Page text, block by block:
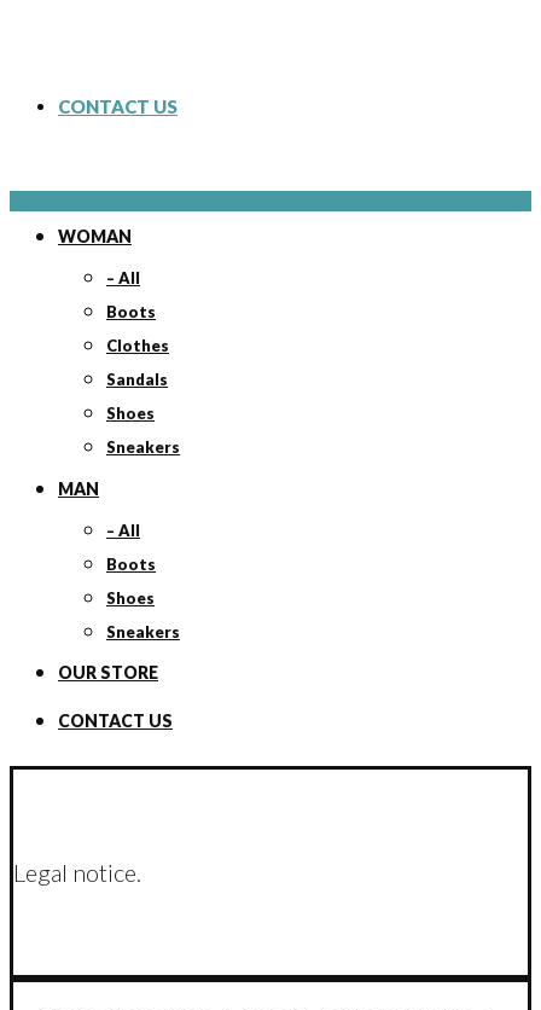
CONTACT US
WOMAN
– All
Boots
Clothes
Sandals
Shoes
Sneakers
MAN
– All
Boots
Shoes
Sneakers
OUR STORE
CONTACT US
Legal notice.